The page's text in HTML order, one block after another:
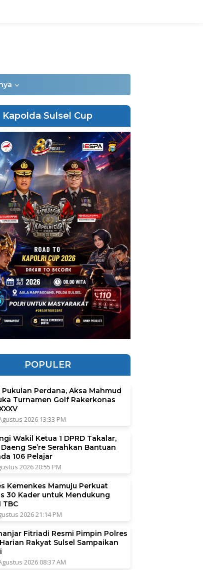
Kapolda Sulsel Cup
POPULER
Perdana, Aksa Mahmud
Turnamen Golf Rakerkonas
2026 13:33 PM
Wakil Ketua 1 DPRD Takalar,
Se’re Serahkan Bantuan
106 Pelajar
2026 20:55 PM
Kemenkes Mamuju Perkuat
30 Kader untuk Mendukung
TBC
2026 21:14 PM
Fitriadi Resmi Pimpin Polres
Rakyat Sulsel Sampaikan
2026 08:37 AM